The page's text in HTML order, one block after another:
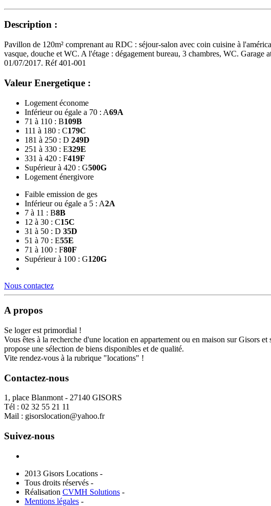
Description :
Pavillon de 120m² comprenant au RDC : séjour-salon avec coin cuisine à
vasque, douche et WC. A l'étage : dégagement bureau, 3 chambres, WC.
01/07/2017. Réf 401-001
Valeur Energetique :
Logement économe
Inférieur ou égale a 70 : A69A
71 à 110 : B109B
111 à 180 : C179C
181 à 250 : D 249D
251 à 330 : E329E
331 à 420 : F419F
Supérieur à 420 : G500G
Logement énergivore
Faible emission de ges
Inférieur ou égale a 5 : A2A
7 à 11 : B8B
12 à 30 : C15C
31 à 50 : D 35D
51 à 70 : E55E
71 à 100 : F80F
Supérieur à 100 : G120G
Nous contactez
A propos
Se loger est primordial !
Vous êtes à la recherche d'une location en appartement ou en maison sur
propose une sélection de biens disponibles et de qualité.
Vite rendez-vous à la rubrique "locations" !
Contactez-nous
1, place Blanmont - 27140 GISORS
Tél : 02 32 55 21 11
Mail : gisorslocation@yahoo.fr
Suivez-nous
2013 Gisors Locations -
Tous droits réservés -
Réalisation CVMH Solutions -
Mentions légales -